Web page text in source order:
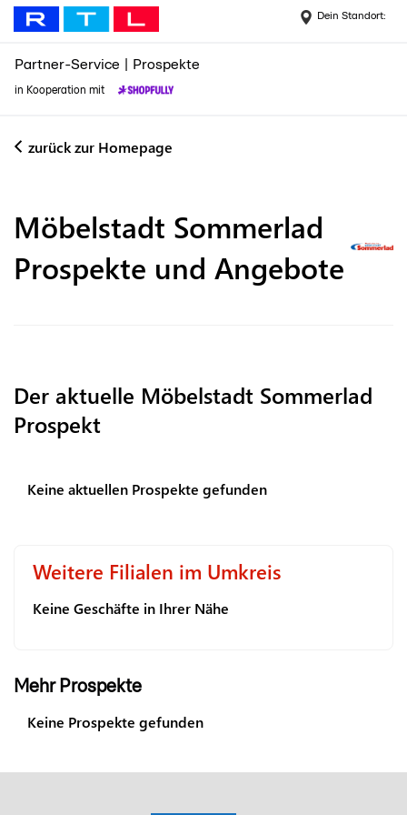
Dein Standort:
Partner-Service Prospekte
in Kooperation mit
zurück zur Homepage
Weitere Filialen im Umkreis
Keine Geschäfte in Ihrer Nähe
Möbelstadt Sommerlad
Prospekte und Angebote
Der aktuelle Möbelstadt Sommerlad
Prospekt
Keine aktuellen Prospekte gefunden
Mehr Prospekte
Keine Prospekte gefunden